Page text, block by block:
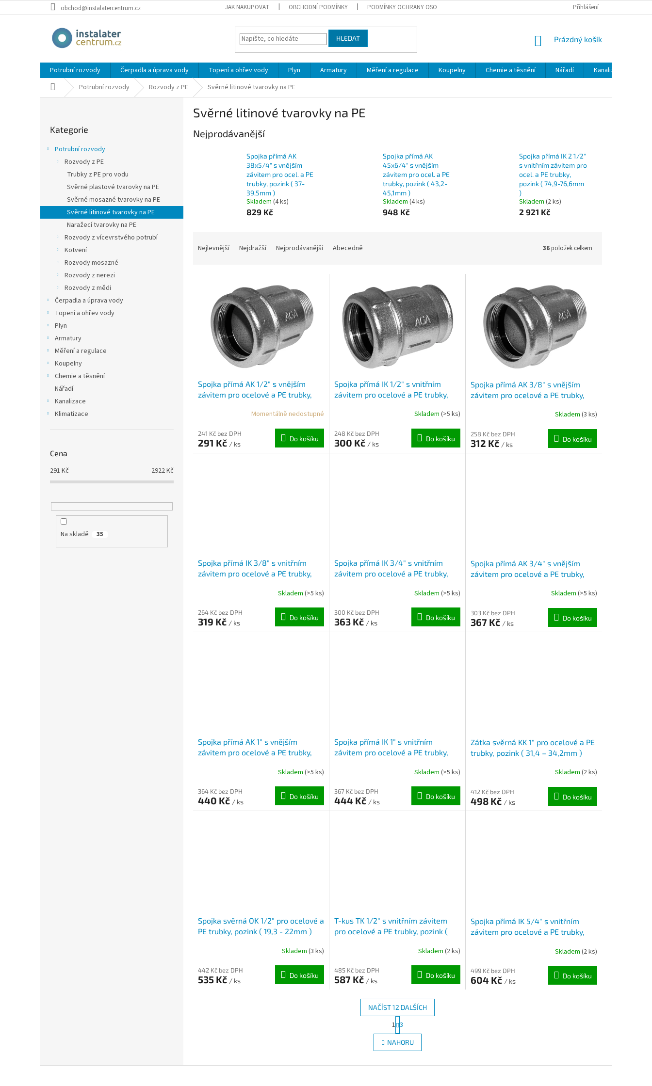
na
obchod@instalatercentrum.cz JAK NAKUPOVAT OBCHODNÍ PODMÍNKY PODMÍNKY OCHRANY OSOBNÍCH ÚDAJŮ MOJE OBJEDNÁVKA
Přihlášení
HLEDAT
NÁKUPNÍ
Prázdný košík
Potrubní rozvody Čerpadla a úprava vody Topení a ohřev vody Plyn Armatury Měření a regulace Koupelny Chemie a těsnění Nářadí Kanalizace
Domů Potrubní rozvody Rozvody z PE Svěrné litinové tvarovky na PE
a
n
kategorie
Kategorie
Potrubní rozvody
Rozvody z PE
Trubky z PE pro vodu
Svěrné plastové tvarovky na PE
Svěrné mosazné tvarovky na PE
Svěrné litinové tvarovky na PE
Naražecí tvarovky na PE
Rozvody z vícevrstvého potrubí
Kotvení
Rozvody mosazné
Rozvody z nerezi
Rozvody z mědi
Čerpadla a úprava vody
Topení a ohřev vody
Plyn
Armatury
Měření a regulace
Koupelny
Chemie a těsnění
Nářadí
Kanalizace
Klimatizace
Cena
291 Kč 2922Kč
Na skladě 35
Svěrné litinové tvarovky na PE
Nejprodávanější
Spojka přímá AK
38x5/4" s vnějším
závitem pro ocel. a PE
trubky, pozink ( 37-
39,5mm )
Skladem (4 ks)
829 Kč
Spojka přímá AK
45x6/4" s vnějším
závitem pro ocel. a PE
trubky, pozink ( 43,2-
45,1mm )
Skladem (4 ks)
948 Kč
Spojka přímá IK 2 1/2"
s vnitřním závitem pro
ocel. a PE trubky,
pozink ( 74,9-76,6mm
)
Skladem (2 ks)
2 921 Kč
Nejlevnější Nejdražší Nejprodávanější Abecedně 36položek celkem
Spojka přímá AK 1/2" s vnějším
závitem pro ocelové a PE trubky,
Momentálně nedostupné
241 Kč bez DPH
291 Kč / ks
Do košíku
Spojka přímá IK 1/2" s vnitřním
závitem pro ocelové a PE trubky,
Skladem (>5 ks)
248 Kč bez DPH
300 Kč / ks
Do košíku
Spojka přímá AK 3/8" s vnějším
závitem pro ocelové a PE trubky,
Skladem (3 ks)
258 Kč bez DPH
312 Kč / ks
Do košíku
Spojka přímá IK 3/8" s vnitřním
závitem pro ocelové a PE trubky,
Skladem (>5 ks)
264 Kč bez DPH
319 Kč / ks
Do košíku
Spojka přímá IK 3/4" s vnitřním
závitem pro ocelové a PE trubky,
Skladem (>5 ks)
300 Kč bez DPH
363 Kč / ks
Do košíku
Spojka přímá AK 3/4" s vnějším
závitem pro ocelové a PE trubky,
Skladem (>5 ks)
303 Kč bez DPH
367 Kč / ks
Do košíku
Spojka přímá AK 1" s vnějším
závitem pro ocelové a PE trubky,
Skladem (>5 ks)
364 Kč bez DPH
440 Kč / ks
Do košíku
Spojka přímá IK 1" s vnitřním
závitem pro ocelové a PE trubky,
Skladem (>5 ks)
367 Kč bez DPH
444 Kč / ks
Do košíku
Zátka svěrná KK 1" pro ocelové a PE
trubky, pozink ( 31,4 – 34,2mm )
Skladem (2 ks)
412 Kč bez DPH
498 Kč / ks
Do košíku
Spojka svěrná OK 1/2" pro ocelové a
PE trubky, pozink ( 19,3 - 22mm )
Skladem (3 ks)
442 Kč bez DPH
535 Kč / ks
Do košíku
T-kus TK 1/2" s vnitřním závitem
pro ocelové a PE trubky, pozink (
Skladem (2 ks)
485 Kč bez DPH
587 Kč / ks
Do košíku
Spojka přímá IK 5/4" s vnitřním
závitem pro ocelové a PE trubky,
Skladem (2 ks)
499 Kč bez DPH
604 Kč / ks
Do košíku
O
v
l
d
NAČÍST 12 DALŠÍCH
t
r
á
n
1 3
NAHORU